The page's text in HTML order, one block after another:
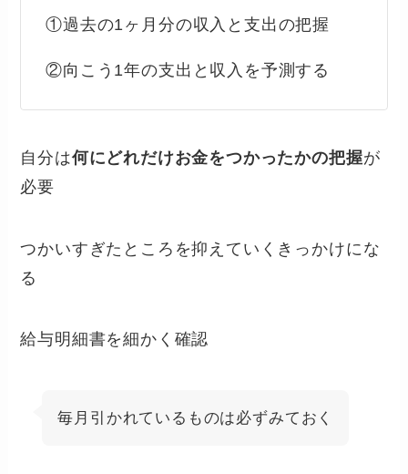
①過去の1ヶ月分の収入と支出の把握
②向こう1年の支出と収入を予測する
自分は何にどれだけお金をつかったかの把握が
必要
つかいすぎたところを抑えていくきっかけにな
る
給与明細書を細かく確認
毎月引かれているものは必ずみておく